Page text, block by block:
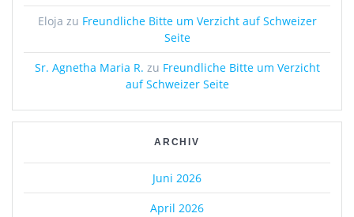
Eloja zu Freundliche Bitte um Verzicht auf Schweizer
Seite
Sr. Agnetha Maria R. zu Freundliche Bitte um Verzicht
auf Schweizer Seite
ARCHIV
Juni 2026
April 2026